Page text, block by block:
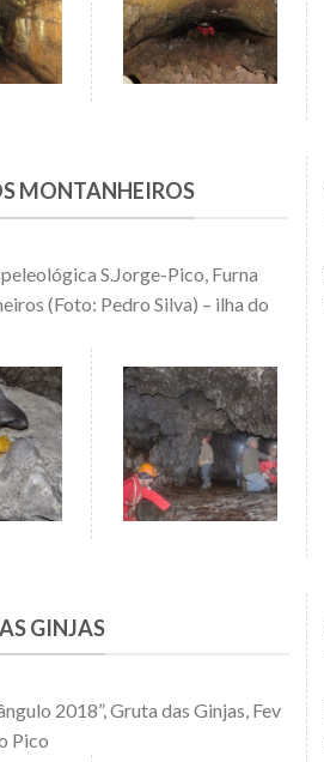
MONTANHEIROS
S.Jorge-Pico, Furna
(Foto: Pedro Silva) – ilha do
GINJAS
2018”, Gruta das Ginjas, Fev
Pico